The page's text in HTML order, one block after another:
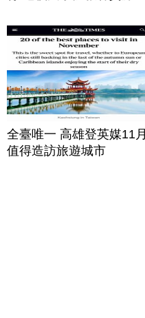
全臺唯一 高雄登英媒11月
值得造訪旅遊城市